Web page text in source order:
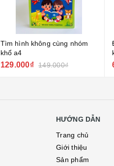
Tìm hình không cùng nhóm
khổ a4
129.000₫ 149.000₫
HƯỚNG DẪN
Trang chủ
Giới thiệu
Sản phẩm